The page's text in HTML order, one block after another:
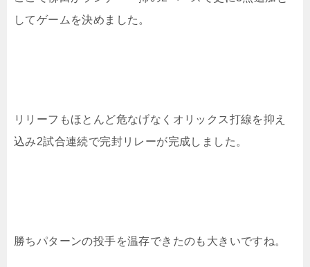
してゲームを決めました。
リリーフもほとんど危なげなくオリックス打線を抑え
込み2試合連続で完封リレーが完成しました。
勝ちパターンの投手を温存できたのも大きいですね。